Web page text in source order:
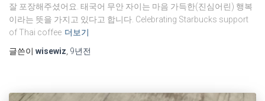
잘 포장해주셨어요. 태국어 무안 자이는 마음 가득한(진심어린) 행복
이라는 뜻을 가지고 있다고 합니다. Celebrating Starbucks support
of Thai coffee 더보기
글쓴이 wisewiz 9년전